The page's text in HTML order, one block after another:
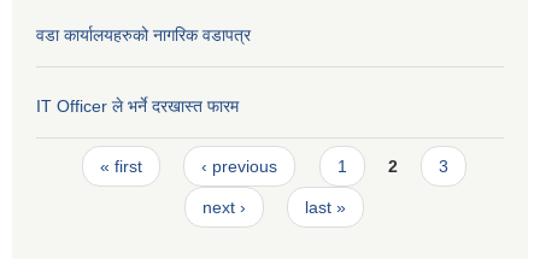
वडा कार्यालयहरुको नागरिक वडापत्र
IT Officer ले भर्ने दरखास्त फारम
Pages
« first ‹ previous 1 2 3
next › last »